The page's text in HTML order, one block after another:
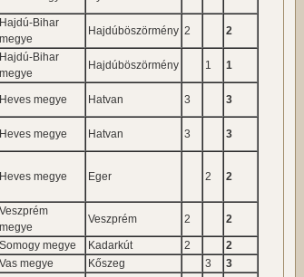
Hajdú-Bihar
megye
Hajdúböszörmény 2 2
Hajdú-Bihar
megye
Hajdúböszörmény 1 1
Heves megye Hatvan 3 3
Heves megye Hatvan 3 3
Heves megye Eger 2 2
Veszprém
megye
Veszprém 2 2
Somogy megye Kadarkút 2
2
Vas megye Kőszeg 3 3